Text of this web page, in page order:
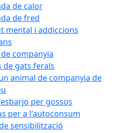
de calor
de fred
mental i addiccions
companyia
de gats ferals
animal de companyia de
per gossos
per a l'autoconsum
sensibilització